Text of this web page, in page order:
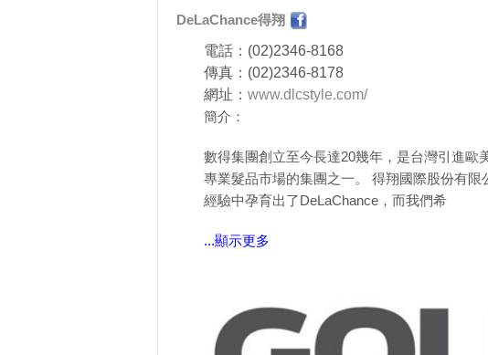
DeLaChance得翔
電話：(02)2346-8168
傳真：(02)2346-8178
網址： www.dlcstyle.com/
簡介：
數得集團創立至今長達20幾年，是台灣引進
專業髮品市場的集團之一。 得翔國際股份有
經驗中孕育出了DeLaChance，而我們希
...顯示更多